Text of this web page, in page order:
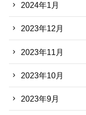
2024年1月
2023年12月
2023年11月
2023年10月
2023年9月